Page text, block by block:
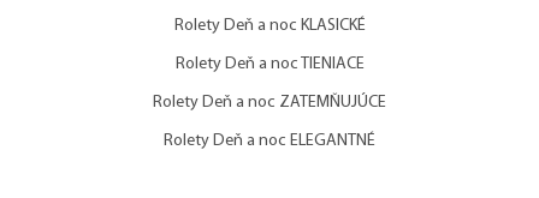
Rolety Deň a noc KLASICKÉ
Rolety Deň a noc TIENIACE
Rolety Deň a noc ZATEMŇUJÚCE
Rolety Deň a noc ELEGANTNÉ